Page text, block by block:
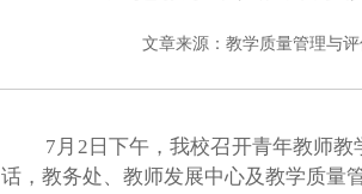
文章来源：教学质量管理与
7月2日下午，我校召开青年教师
话，教务处、教师发展中心及教学质量